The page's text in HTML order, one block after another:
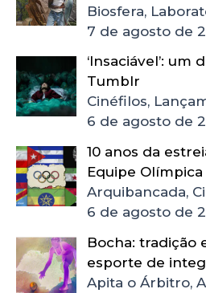
Biosfera,
7 de agosto de
‘Insaciável’: um
Tumblr
Cinéfilos,
6 de agosto de
10 anos da
Equipe
Arquibancada,
6 de agosto de
Bocha: tradição
esporte de
Apita o Árbitro,